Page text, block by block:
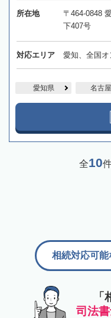
所在地
〒464-0848
下407号
対応エリア 愛知、全国
愛知県 名古
全10
司法
相続対応可